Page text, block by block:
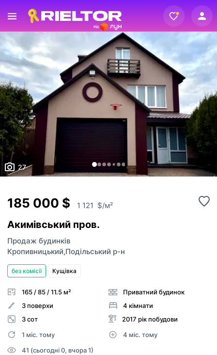
Реєстрація
Вхід
27
185 000 $ 1 121 $/м²
Акимівський пров.
Продаж будинків
Кропивницький,Подільський р-н
без комісії Кущівка
165 / 85 / 11.5 м²
3 поверхи
3 сот
Приватний будинок
4 кімнати
2017 рік побудови
1 міс. тому
4 міс. тому
41 (сьогодні 0, вчора 1)